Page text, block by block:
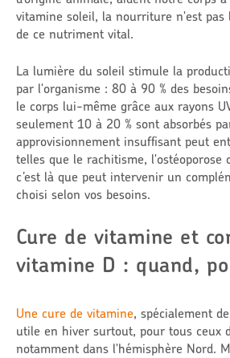
vitamine soleil, la nourriture n'est pas
de ce nutriment vital.
La lumière du soleil stimule la
par l'organisme : 80 à 90 % des
le corps lui-même grâce aux rayons
seulement 10 à 20 % sont absorbés
approvisionnement insuffisant peut
telles que le rachitisme, l'ostéoporose
c’est là que peut intervenir un
choisi selon vos besoins.
Cure de vitamine et
vitamine D : quand,
Une cure de vitamine, spécialement
utile en hiver surtout, pour tous ceux
notamment dans l'hémisphère Nord.